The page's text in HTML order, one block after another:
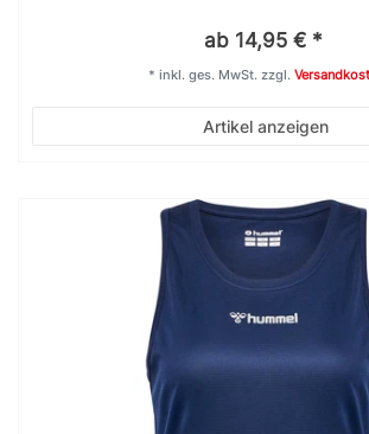
ab 14,95 € *
Artikel anzeigen
* inkl. ges. MwSt.zzgl.